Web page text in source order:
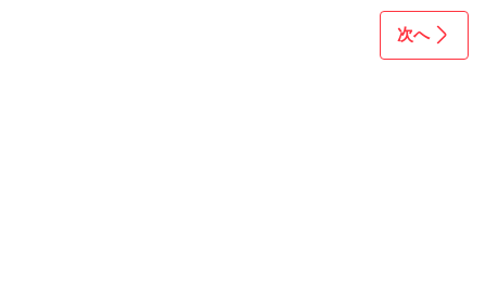
(BAU15S) アンバー
LED ウインカー 冷却フ
次へ